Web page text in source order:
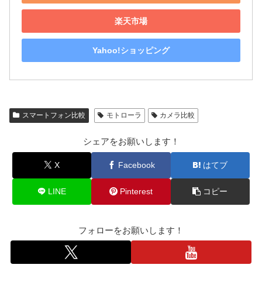
楽天市場
Yahoo!ショッピング
スマートフォン比較 モトローラ カメラ比較
シェアをお願いします！
X Facebook はてブ
LINE Pinterest コピー
フォローをお願いします！